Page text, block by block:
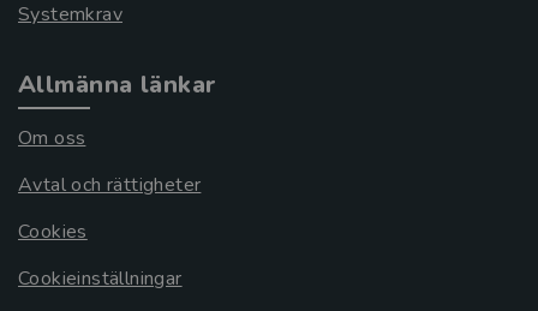
Systemkrav
Allmänna länkar
Om oss
Avtal och rättigheter
Cookies
Cookieinställningar